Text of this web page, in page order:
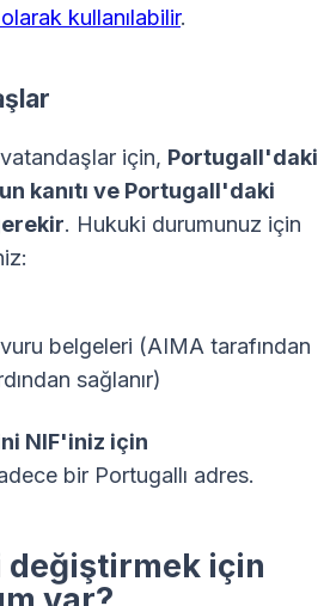
kullanılabilir.
için, Portugall'daki
kanıtı ve Portugall'daki
. Hukuki durumunuz için
belgeleri (AIMA tarafından
sağlanır)
NIF'iniz için
bir Portugallı adres.
değiştirmek için